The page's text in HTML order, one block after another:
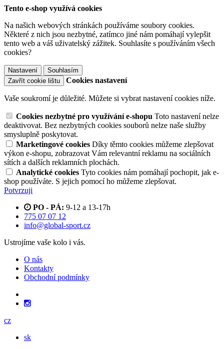
Tento e-shop využívá cookies
Na našich webových stránkách používáme soubory cookies.
Některé z nich jsou nezbytné, zatímco jiné nám pomáhají vylepšit
tento web a váš uživatelský zážitek. Souhlasíte s používáním všech
cookies?
Nastavení
Souhlasím
Zavřít cookie lištu
Cookies nastavení
Vaše soukromí je důležité. Můžete si vybrat nastavení cookies níže.
Cookies nezbytné pro využívání e-shopu Toto nastavení nelze
deaktivovat. Bez nezbytných cookies souborů nelze naše služby
smysluplně poskytovat.
Marketingové cookies Díky těmto cookies můžeme zlepšovat
výkon e-shopu, zobrazovat Vám relevantní reklamu na sociálních
sítích a dalších reklamních plochách.
Analytické cookies Tyto cookies nám pomáhají pochopit, jak e-
shop používáte. S jejich pomocí ho můžeme zlepšovat.
Potvrzuji
PO - PÁ: 9-12 a 13-17h
775 07 07 12
info@global-sport.cz
Ustrojíme vaše kolo i vás.
O nás
Kontakty
Obchodní podmínky
cz
sk